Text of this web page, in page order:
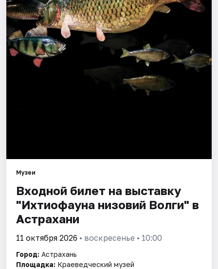
Города
Площадки
Артисты
Музеи
Входной билет на выставку
"Ихтиофауна низовий Волги" в
Астрахани
11 октября 2026 • воскресенье • 10:00
Город: Астрахань
Площадка: Краеведческий музей